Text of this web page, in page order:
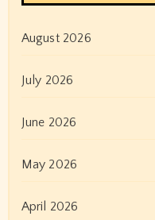
August 2026
July 2026
June 2026
May 2026
April 2026